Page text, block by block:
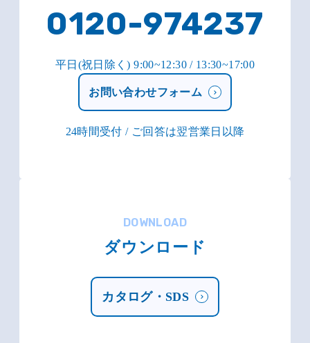
0120-974237
平日(祝日除く) 9:00~12:30 / 13:30~17:00
お問い合わせフォーム
24時間受付 / ご回答は翌営業日以降
DOWNLOAD
ダウンロード
カタログ・SDS